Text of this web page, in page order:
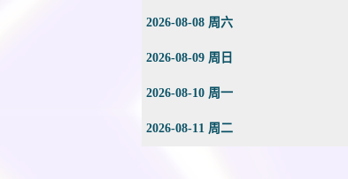
2026-08-08 周六
2026-08-09 周日
2026-08-10 周一
2026-08-11 周二